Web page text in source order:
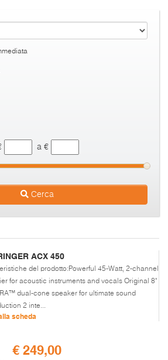
a €
Cerca
ACX 450
del prodotto:Powerful 45-Watt, 2-channel
for acoustic instruments and vocals Original 8"
dual-cone speaker for ultimate sound
2 inte...
scheda
€ 249,00